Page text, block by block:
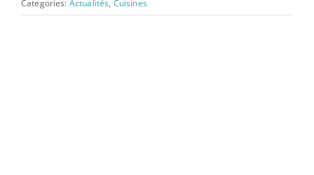
Categories: Actualités, Cuisines